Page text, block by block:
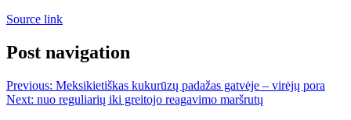
Source link
Post navigation
Previous: Meksikietiškas kukurūzų padažas gatvėje – virėjų pora
Next: nuo reguliarių iki greitojo reagavimo maršrutų